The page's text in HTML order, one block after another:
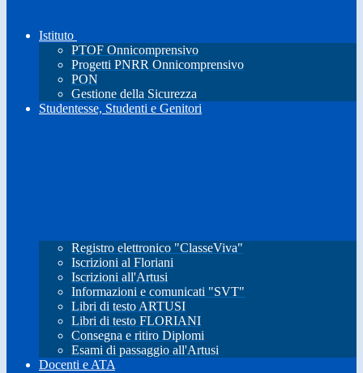
Istituto
PTOF Onnicomprensivo
Progetti PNRR Onnicomprensivo
PON
Gestione della Sicurezza
Studentesse, Studenti e Genitori
Registro elettronico "ClasseViva"
Iscrizioni al Floriani
Iscrizioni all'Artusi
Informazioni e comunicati "SVT"
Libri di testo ARTUSI
Libri di testo FLORIANI
Consegna e ritiro Diplomi
Esami di passaggio all'Artusi
Docenti e ATA